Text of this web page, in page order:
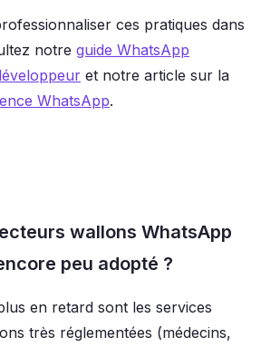
ces pratiques dans
notre guide WhatsApp
et notre article sur la
WhatsApp.
wallons WhatsApp
peu adopté ?
en retard sont les services
très réglementées (médecins,